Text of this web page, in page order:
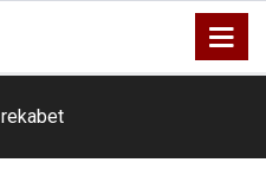
rekabet